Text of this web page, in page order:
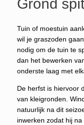
Grond
Tuin of moestuin
wil je graszoden
nodig om de tuin te
dan het bewerken
onderste laag met
De herfst is hiervoor
van kleigronden.
natuurlijk na dit
inwerken zodat hij